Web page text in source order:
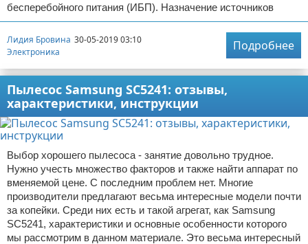
бесперебойного питания (ИБП). Назначение источников
Лидия Бровина 30-05-2019 03:10
Электроника
Подробнее
Пылесос Samsung SC5241: отзывы,
характеристики, инструкции
Выбор хорошего пылесоса - занятие довольно трудное.
Нужно учесть множество факторов и также найти аппарат по
вменяемой цене. С последним проблем нет. Многие
производители предлагают весьма интересные модели почти
за копейки. Среди них есть и такой агрегат, как Samsung
SC5241, характеристики и основные особенности которого
мы рассмотрим в данном материале. Это весьма интересный